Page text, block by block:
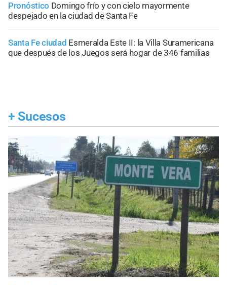
Pronóstico Domingo frío y con cielo mayormente
despejado en la ciudad de Santa Fe
Santa Fe ciudad Esmeralda Este II: la Villa Suramericana
que después de los Juegos será hogar de 346 familias
+ Sucesos